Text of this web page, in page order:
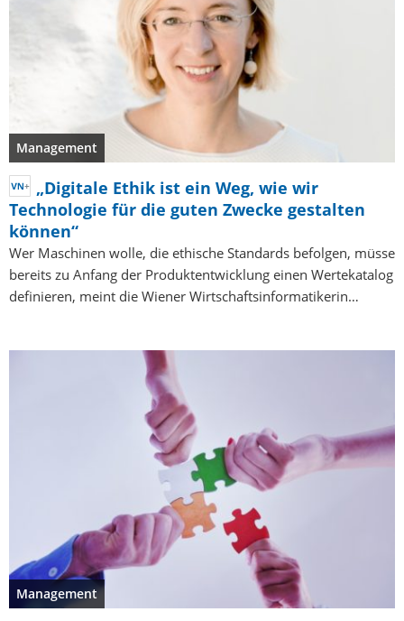
Management
„Digitale Ethik ist ein Weg, wie wir
Technologie für die guten Zwecke gestalten
können“
Wer Maschinen wolle, die ethische Standards befolgen, müsse
bereits zu Anfang der Produktentwicklung einen Wertekatalog
definieren, meint die Wiener Wirtschaftsinformatikerin…
Management